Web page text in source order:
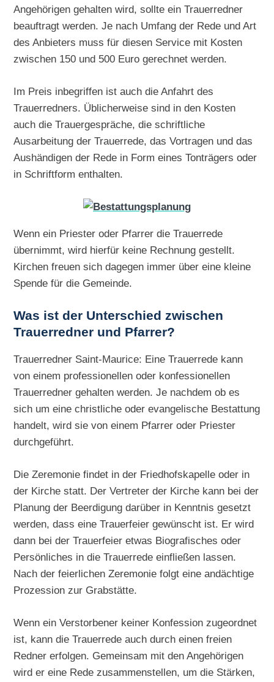
Angehörigen gehalten wird, sollte ein Trauerredner
beauftragt werden. Je nach Umfang der Rede und Art
des Anbieters muss für diesen Service mit Kosten
zwischen 150 und 500 Euro gerechnet werden.
Im Preis inbegriffen ist auch die Anfahrt des
Trauerredners. Üblicherweise sind in den Kosten
auch die Trauergespräche, die schriftliche
Ausarbeitung der Trauerrede, das Vortragen und das
Aushändigen der Rede in Form eines Tonträgers oder
in Schriftform enthalten.
Wenn ein Priester oder Pfarrer die Trauerrede
übernimmt, wird hierfür keine Rechnung gestellt.
Kirchen freuen sich dagegen immer über eine kleine
Spende für die Gemeinde.
Was ist der Unterschied zwischen
Trauerredner und Pfarrer?
Trauerredner Saint-Maurice: Eine Trauerrede kann
von einem professionellen oder konfessionellen
Trauerredner gehalten werden. Je nachdem ob es
sich um eine christliche oder evangelische Bestattung
handelt, wird sie von einem Pfarrer oder Priester
durchgeführt.
Die Zeremonie findet in der Friedhofskapelle oder in
der Kirche statt. Der Vertreter der Kirche kann bei der
Planung der Beerdigung darüber in Kenntnis gesetzt
werden, dass eine Trauerfeier gewünscht ist. Er wird
dann bei der Trauerfeier etwas Biografisches oder
Persönliches in die Trauerrede einfließen lassen.
Nach der feierlichen Zeremonie folgt eine andächtige
Prozession zur Grabstätte.
Wenn ein Verstorbener keiner Konfession zugeordnet
ist, kann die Trauerrede auch durch einen freien
Redner erfolgen. Gemeinsam mit den Angehörigen
wird er eine Rede zusammenstellen, um die Stärken,